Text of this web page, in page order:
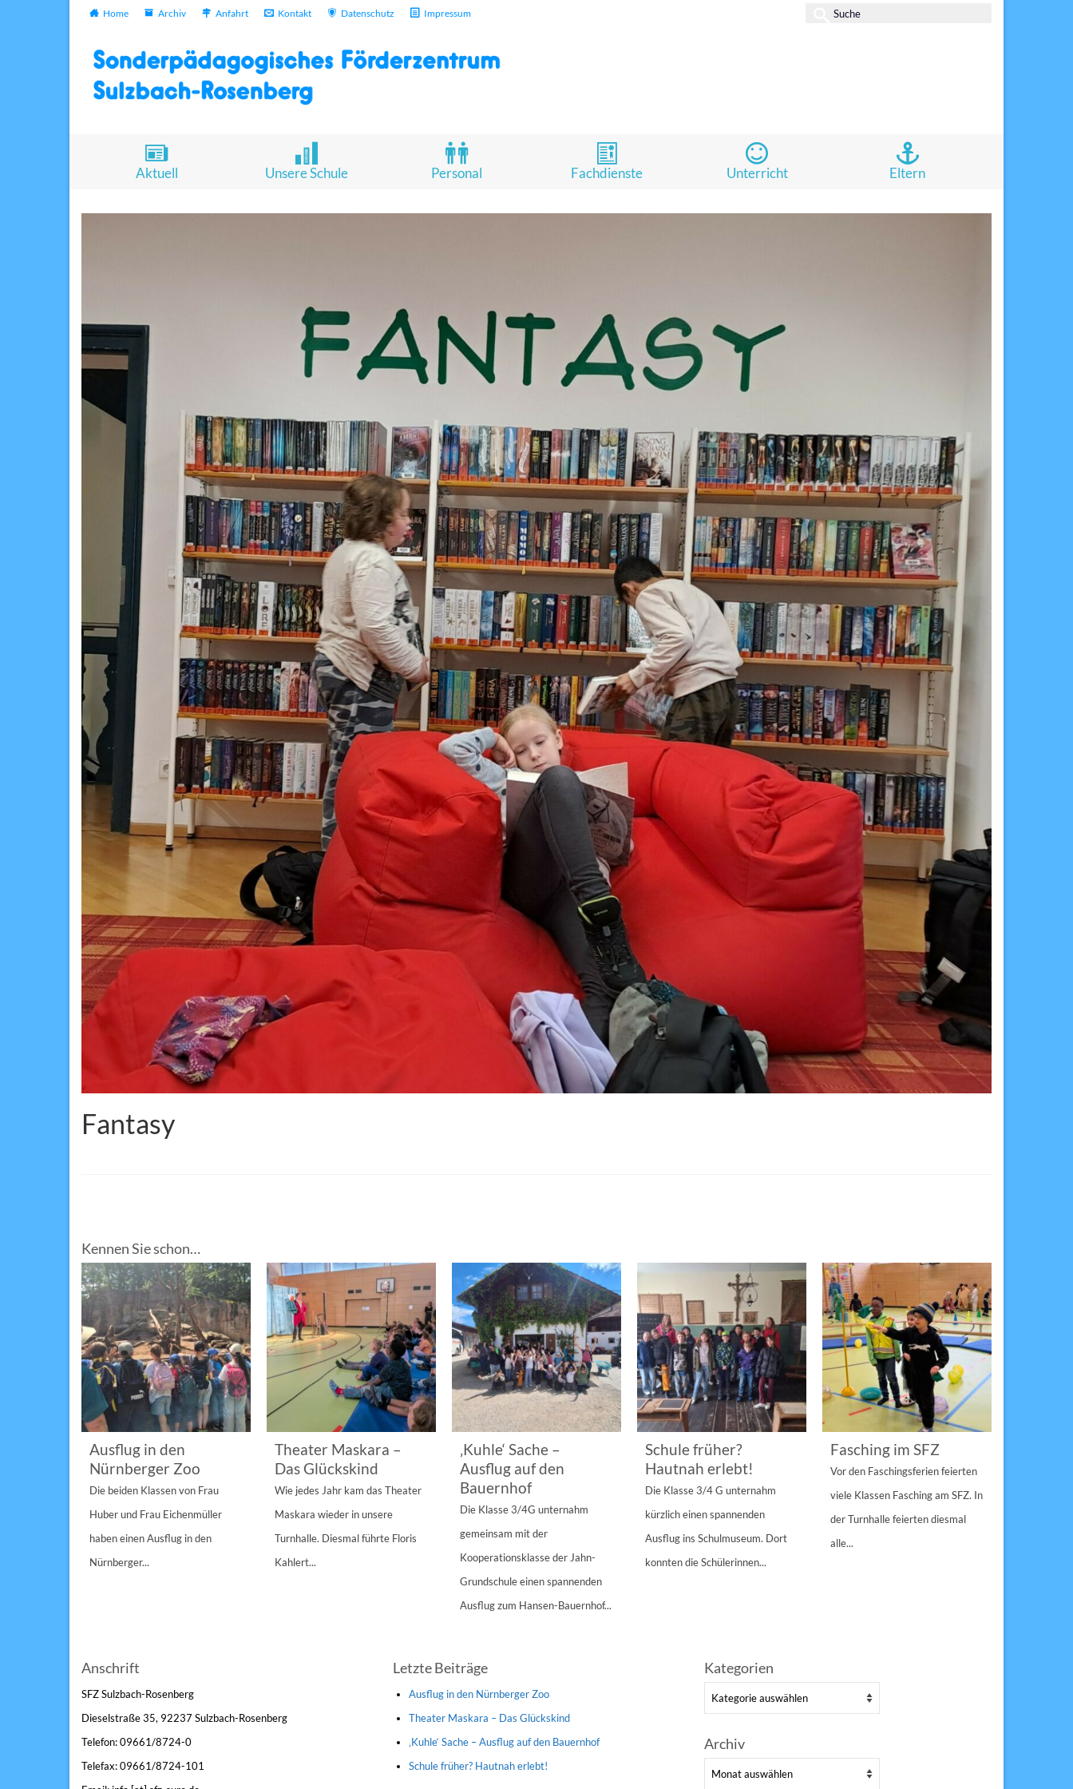
Home Archiv Anfahrt Kontakt Datenschutz Impressum
Suche
Aktuell Unsere Schule Personal Fachdienste Unterricht Eltern
Fantasy
Kennen Sie schon…
Ausflug in den
Nürnberger Zoo
Die beiden Klassen von Frau
Huber und Frau Eichenmüller
haben einen Ausflug in den
Nürnberger...
Theater Maskara –
Das Glückskind
Wie jedes Jahr kam das Theater
Maskara wieder in unsere
Turnhalle. Diesmal führte Floris
Kahlert...
‚Kuhle‘ Sache –
Ausflug auf den
Bauernhof
Die Klasse 3/4G unternahm
gemeinsam mit der
Kooperationsklasse der Jahn-
Grundschule einen spannenden
Ausflug zum Hansen-Bauernhof...
Schule früher?
Hautnah erlebt!
Die Klasse 3/4 G unternahm
kürzlich einen spannenden
Ausflug ins Schulmuseum. Dort
konnten die Schülerinnen...
Fasching im SFZ
Vor den Faschingsferien feierten
viele Klassen Fasching am SFZ. In
der Turnhalle feierten diesmal
alle...
Anschrift
SFZ Sulzbach-Rosenberg
Dieselstraße 35, 92237 Sulzbach-Rosenberg
Telefon: 09661/8724-0
Telefax: 09661/8724-101
Letzte Beiträge
Ausflug in den Nürnberger Zoo
Theater Maskara – Das Glückskind
‚Kuhle‘ Sache – Ausflug auf den Bauernhof
Schule früher? Hautnah erlebt!
Kategorien
Kategorien
Archiv
Archiv